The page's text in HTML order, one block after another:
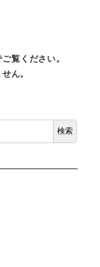
覧ください。
ん。
検索